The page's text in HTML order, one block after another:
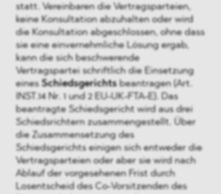
statt. Vereinbaren die Vertragsparteien,
keine Konsultation abzuhalten oder wird
die Konsultation abgeschlossen, ohne dass
sie eine einvernehmliche Lösung ergab,
kann die sich beschwerende
Vertragspartei schriftlich die Einsetzung
eines Schiedsgerichtsbeantragen (Art.
INST.14 Nr. 1 und 2 EU-UK-FTA-E). Das
beantragte Schiedsgericht wird aus drei
Schiedsrichtern zusammengestellt. Über
die Zusammensetzung des
Schiedsgerichts einigen sich entweder die
Vertragsparteien oder aber sie wird nach
Ablauf der vorgesehenen Frist durch
Losentscheid des Co-Vorsitzenden des